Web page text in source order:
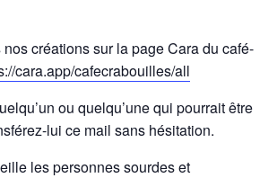
créations sur la page Cara du café-
cara.app/cafecrabouilles/all
ou quelqu’une qui pourrait être
lui ce mail sans hésitation.
les personnes sourdes et